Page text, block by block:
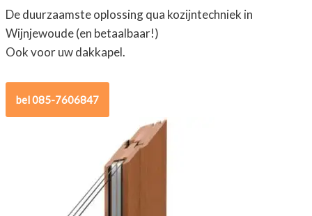
De duurzaamste oplossing qua kozijntechniek in
Wijnjewoude (en betaalbaar!)
Ook voor uw dakkapel.
bel 085-7606847